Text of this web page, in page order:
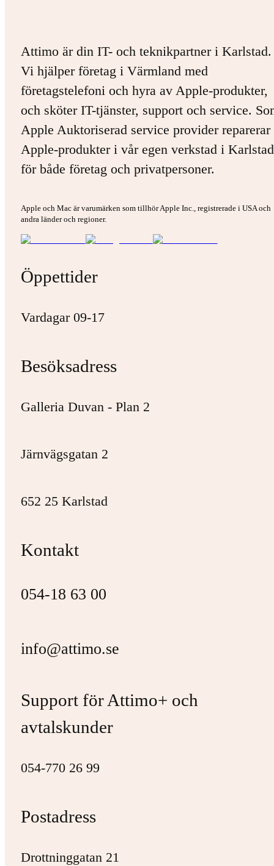
Attimo är din IT- och teknikpartner i Karlstad.
Vi hjälper företag i Värmland med
företagstelefoni och hyra av Apple-produkter,
och sköter IT-tjänster, support och service.
Apple Auktoriserad service provider
Apple-produkter i vår egen verkstad i
för både företag och privatpersoner.
Apple och Mac är varumärken som tillhör Apple Inc., registrerade i USA och
andra länder och regioner.
Öppettider
Vardagar 09-17
Besöksadress
Galleria Duvan - Plan 2
Järnvägsgatan 2
652 25 Karlstad
Kontakt
054-18 63 00
info@attimo.se
Support för Attimo+ och
avtalskunder
054-770 26 99
Postadress
Drottninggatan 21